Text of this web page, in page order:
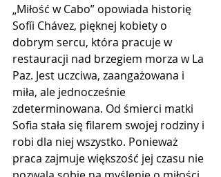
„Miłość w Cabo” opowiada historię
Sofíi Chávez, pięknej kobiety o
dobrym sercu, która pracuje w
restauracji nad brzegiem morza w La
Paz. Jest uczciwa, zaangażowana i
miła, ale jednocześnie
zdeterminowana. Od śmierci matki
Sofia stała się filarem swojej rodziny i
robi dla niej wszystko. Ponieważ
praca zajmuje większość jej czasu nie